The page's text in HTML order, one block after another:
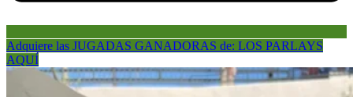
Adquiere las JUGADAS GANADORAS de: LOS PARLAYS
AQUÍ